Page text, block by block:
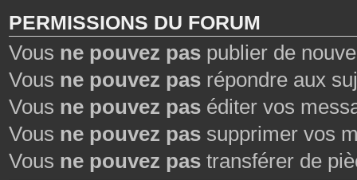
PERMISSIONS DU FORUM
Vous ne pouvez pas publier de
Vous ne pouvez pas répondre aux
Vous ne pouvez pas éditer vos
Vous ne pouvez pas supprimer vos
Vous ne pouvez pas transférer de